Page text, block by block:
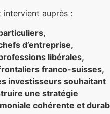
intervient auprès :
d’entreprise,
libérales,
franco-suisses,
investisseurs souhaitant
une stratégie
cohérente et